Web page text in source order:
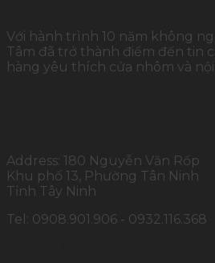
Với hành trình 10 năm không
Tâm đã trở thành điểm đến tin
hàng yêu thích cửa nhôm và
Address: 180 Nguyễn Văn Rốp
Khu phố 13, Phường Tân Ninh
Tỉnh Tây Ninh
Tel: 0908.901.906 - 0932.116.368